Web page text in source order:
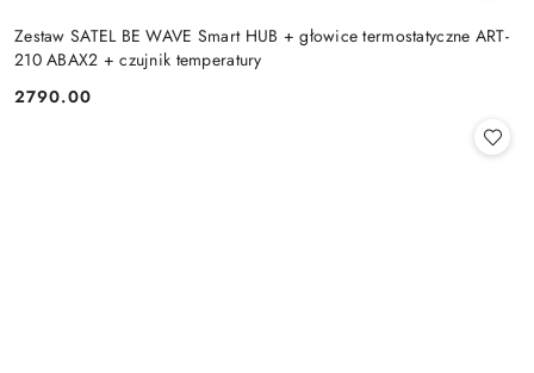
Zestaw SATEL BE WAVE Smart HUB + głowice termostatyczne ART-
210 ABAX2 + czujnik temperatury
Cena:
2790.00